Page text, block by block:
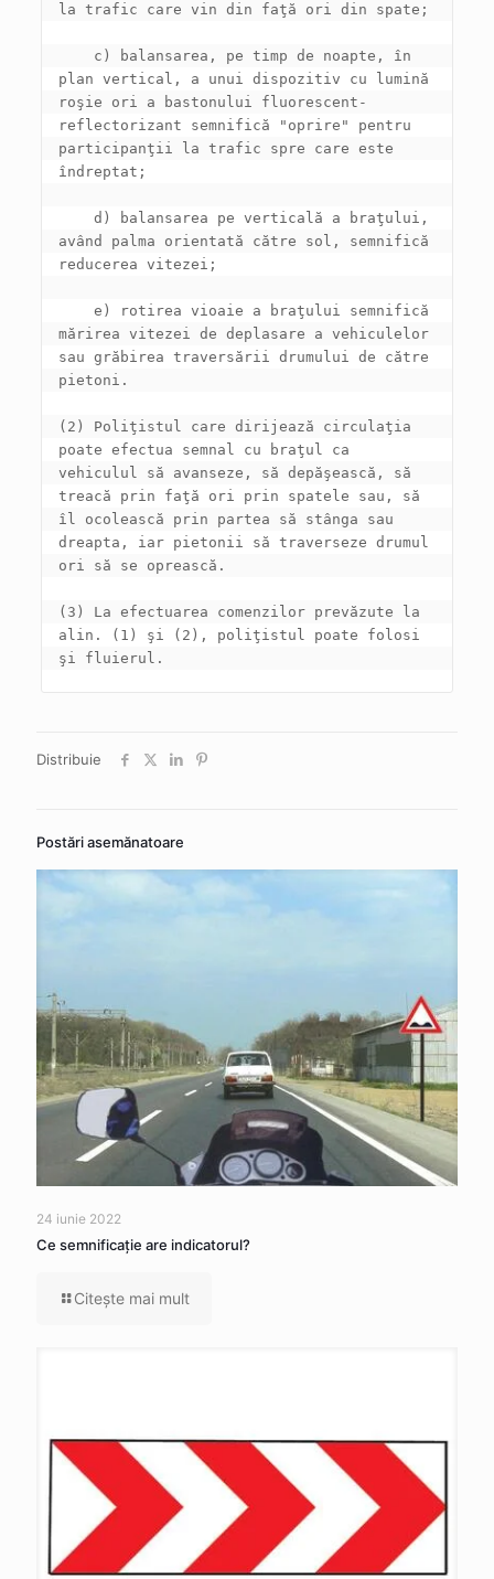
c) balansarea, pe timp de noapte, în
plan vertical, a unui dispozitiv cu lumină
roşie ori a bastonului fluorescent-
reflectorizant semnifică "oprire" pentru
participanţii la trafic spre care este
d) balansarea pe verticală a braţului,
având palma orientată către sol, semnifică
e) rotirea vioaie a braţului semnifică
mărirea vitezei de deplasare a vehiculelor
sau grăbirea traversării drumului de către
(2) Poliţistul care dirijează circulaţia
poate efectua semnal cu braţul ca
vehiculul să avanseze, să depăşească, să
treacă prin faţă ori prin spatele sau, să
îl ocolească prin partea să stânga sau
dreapta, iar pietonii să traverseze drumul
(3) La efectuarea comenzilor prevăzute la
alin. (1) şi (2), poliţistul poate folosi
şi fluierul.
Distribuie
Postări asemănatoare
24 iunie 2022
Ce semnificaţie are indicatorul?
Citeşte mai mult